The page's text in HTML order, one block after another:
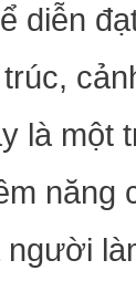
diễn
là một
năng